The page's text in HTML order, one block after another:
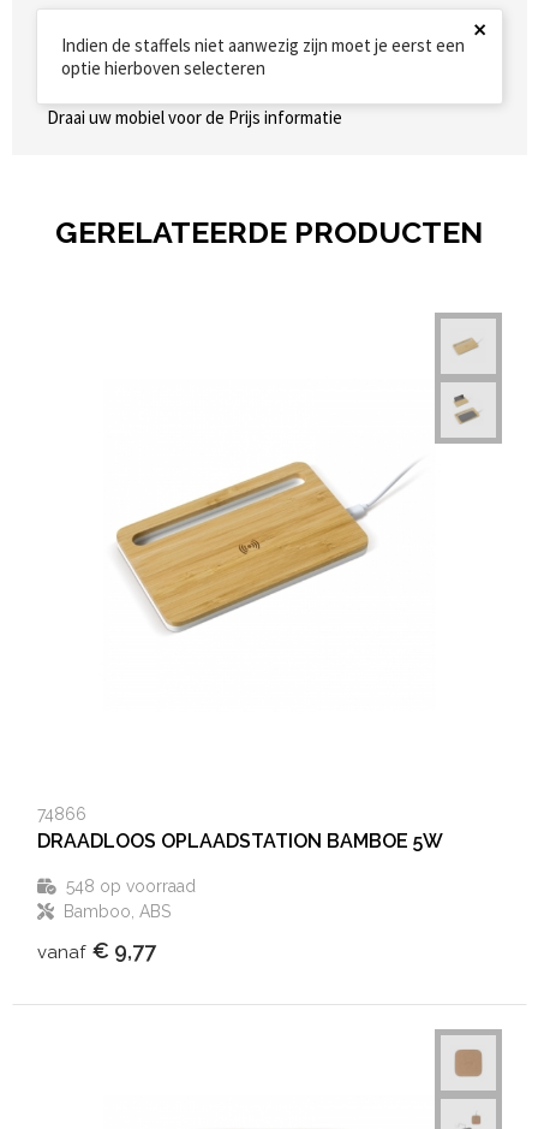
Indien de staffels niet aanwezig zijn moet je eerst een
optie hierboven selecteren
×
Draai uw mobiel voor de Prijs informatie
GERELATEERDE PRODUCTEN
74866
DRAADLOOS OPLAADSTATION BAMBOE 5W
548 op voorraad
Bamboo, ABS
vanaf € 9,77